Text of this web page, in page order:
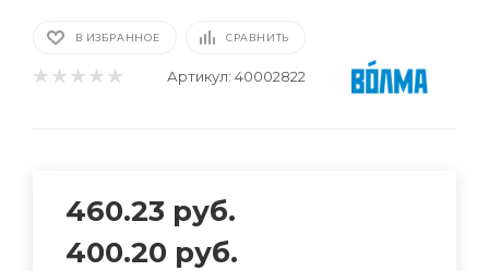
В ИЗБРАННОЕ СРАВНИТЬ
Артикул: 40002822
460.23 руб.
400.20 руб.